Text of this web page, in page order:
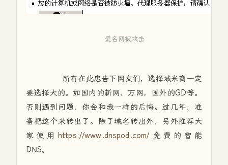
爱名网被攻击
所有在此忠告下网友们，选择域米商一定
要选择大的。如国内的新网、万网，国外的GD等。
否则遇到问题，你会和我一样的后悔。过几年，准
备把这个米转出了。除了域名转出外，另外推荐大
家使用 https://www.dnspod.com/ 免费的智能
DNS。